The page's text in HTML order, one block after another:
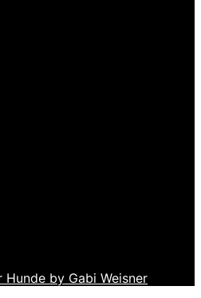
Hunde by Gabi Weisner